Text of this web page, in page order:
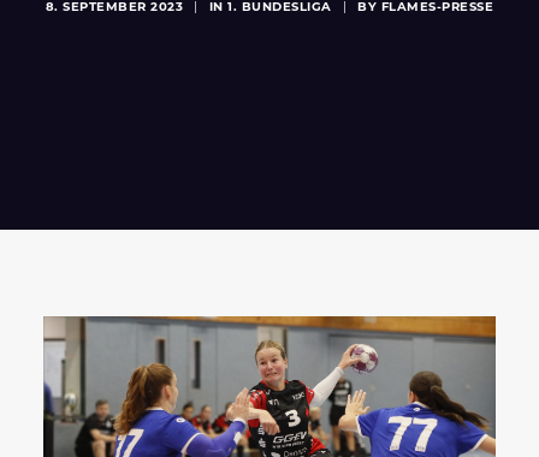
8. SEPTEMBER 2023 IN1. BUNDESLIGA BY FLAMES-PRESSE